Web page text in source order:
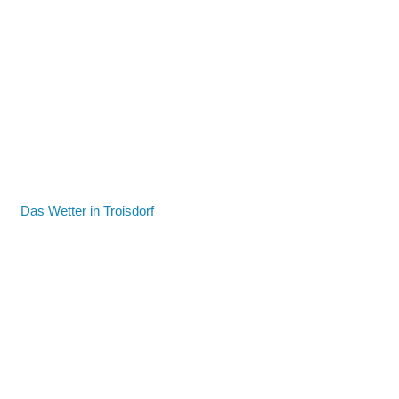
Das Wetter in Troisdorf